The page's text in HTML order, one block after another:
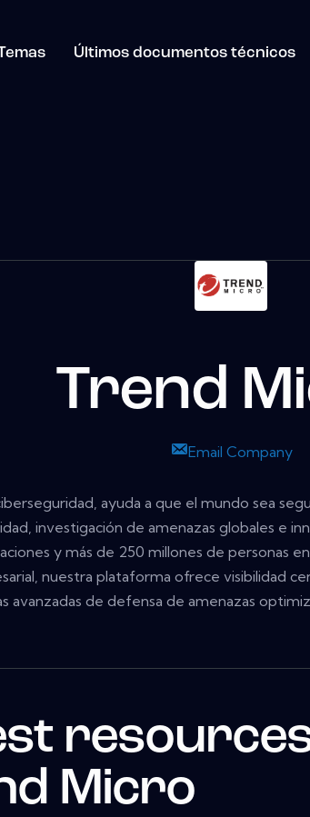
Últimos documentos técnicos
Trend
Email Company
ayuda a que el mundo sea
investigación de amenazas globales e
y más de 250 millones de personas
nuestra plataforma ofrece visibilidad
avanzadas de defensa de amenazas
Micro